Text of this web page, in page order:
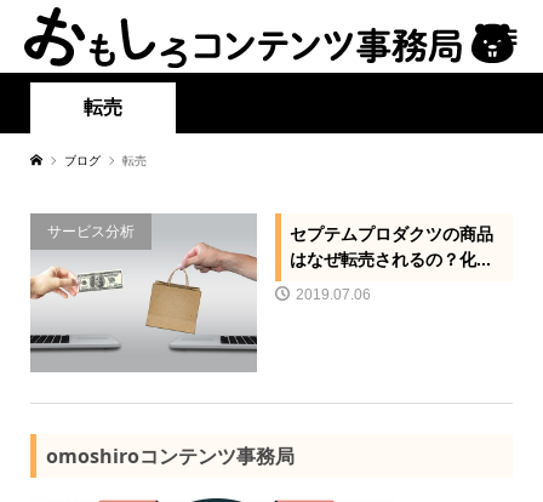
転売
ブログ 転売
サービス分析
セプテムプロダクツの商品
はなぜ転売されるの？化...
2019.07.06
omoshiroコンテンツ事務局